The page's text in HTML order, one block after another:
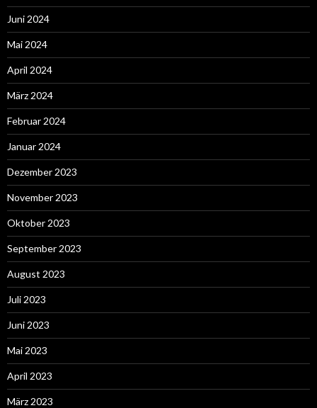
Juni 2024
Mai 2024
April 2024
März 2024
Februar 2024
Januar 2024
Dezember 2023
November 2023
Oktober 2023
September 2023
August 2023
Juli 2023
Juni 2023
Mai 2023
April 2023
März 2023